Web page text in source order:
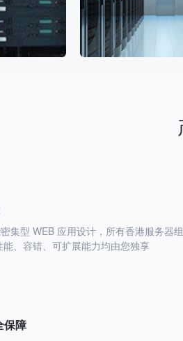
集型 WEB 应用设计，所有香港服务器
、容错、可扩展能力均由您独享
保障